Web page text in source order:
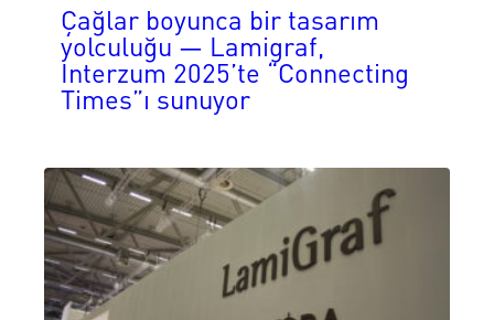
Çağlar boyunca bir tasarım
yolculuğu — Lamigraf,
Interzum 2025’te “Connecting
Times”ı sunuyor